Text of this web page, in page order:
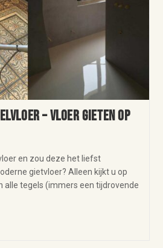
– vloer gieten op
en zou deze het liefst
gietvloer? Alleen kijkt u op
alle tegels (immers een tijdrovende